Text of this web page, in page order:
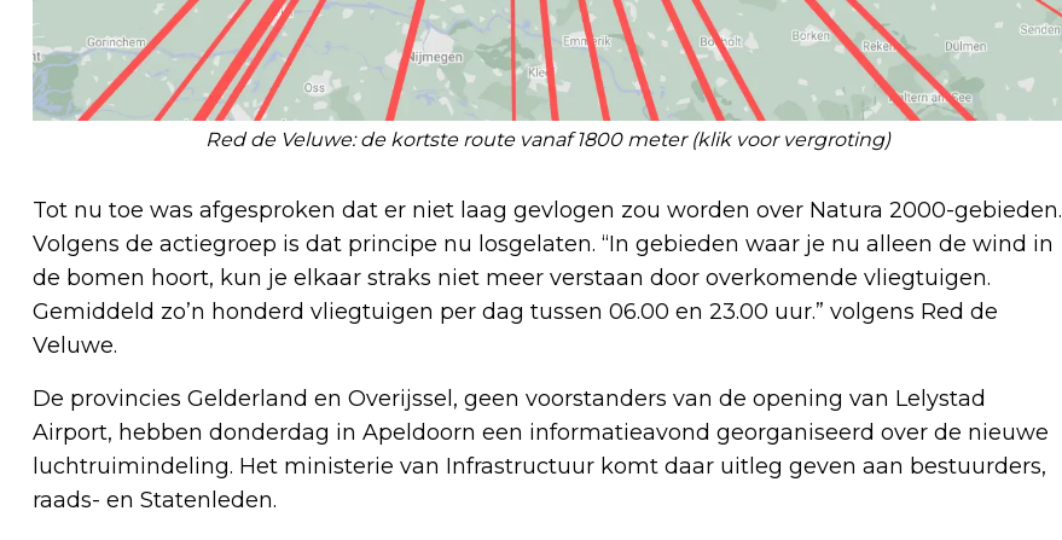
Red de Veluwe: de kortste route vanaf 1800 meter (klik voor vergroting)
Tot nu toe was afgesproken dat er niet laag gevlogen zou worden over Natura 2000-gebieden.
Volgens de actiegroep is dat principe nu losgelaten. “In gebieden waar je nu alleen de wind in
de bomen hoort, kun je elkaar straks niet meer verstaan door overkomende vliegtuigen.
Gemiddeld zo’n honderd vliegtuigen per dag tussen 06.00 en 23.00 uur.” volgens Red de
Veluwe.
De provincies Gelderland en Overijssel, geen voorstanders van de opening van Lelystad
Airport, hebben donderdag in Apeldoorn een informatieavond georganiseerd over de nieuwe
luchtruimindeling. Het ministerie van Infrastructuur komt daar uitleg geven aan bestuurders,
raads- en Statenleden.